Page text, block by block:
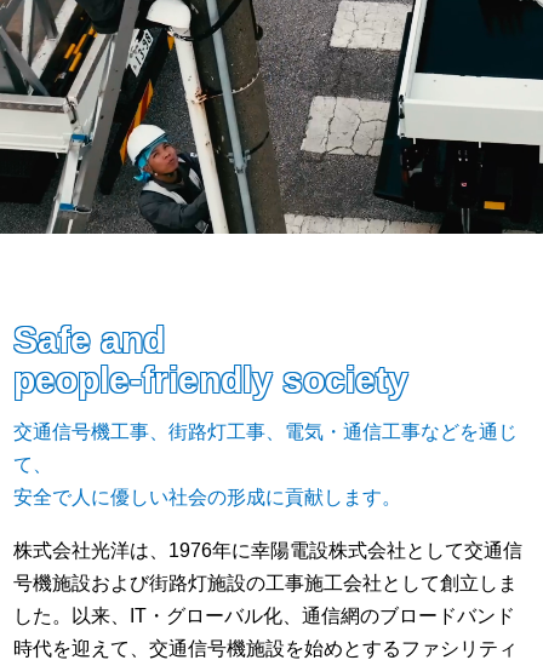
Safe and
people-friendly society
交通信号機工事、街路灯工事、電気・通信工事などを通じ
て、
安全で人に優しい社会の形成に貢献します。
株式会社光洋は、1976年に幸陽電設株式会社として交通信
号機施設および街路灯施設の工事施工会社として創立しま
した。以来、IT・グローバル化、通信網のブロードバンド
時代を迎えて、交通信号機施設を始めとするファシリティ